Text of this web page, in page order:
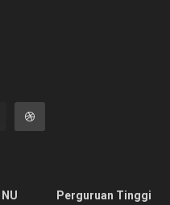
Perguruan Tinggi